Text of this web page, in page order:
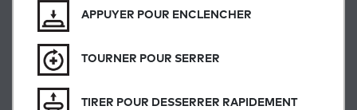
APPUYER POUR ENCLENCHER
TOURNER POUR SERRER
TIRER POUR DESSERRER RAPIDEMENT